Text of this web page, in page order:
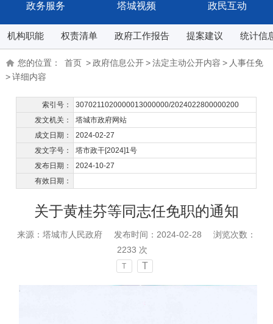
政务服务 塔城视频 政民互动
机构职能 权责清单 政府工作报告 提案建议 统计信
您的位置： 首页 >政府信息公开>法定主动公开内容 > 人事任免
>详细内容
索引号：
3070211020000013000000/2024022800000200
发文机关：
塔城市政府网站
成文日期：
2024-02-27
发文字号：
塔市政干[2024]1号
发布日期：
2024-10-27
有效日期：
关于黄桂芬等同志任免职的通知
来源：塔城市人民政府 发布时间：2024-02-28
浏览次数：
2233 次
T T